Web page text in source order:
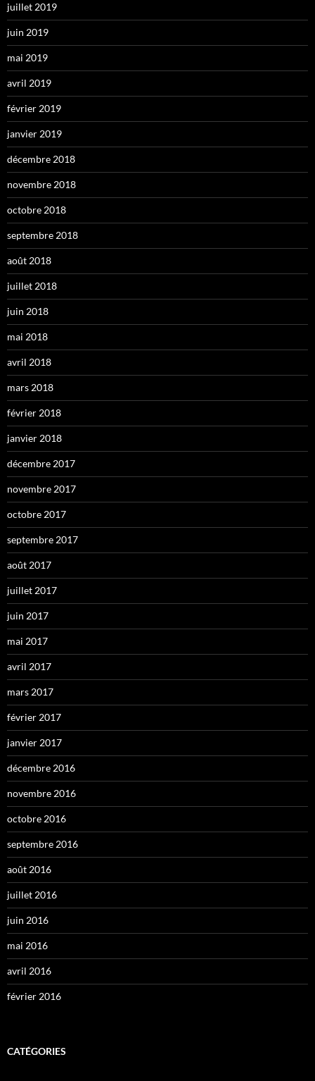
juillet 2019
juin 2019
mai 2019
avril 2019
février 2019
janvier 2019
décembre 2018
novembre 2018
octobre 2018
septembre 2018
août 2018
juillet 2018
juin 2018
mai 2018
avril 2018
mars 2018
février 2018
janvier 2018
décembre 2017
novembre 2017
octobre 2017
septembre 2017
août 2017
juillet 2017
juin 2017
mai 2017
avril 2017
mars 2017
février 2017
janvier 2017
décembre 2016
novembre 2016
octobre 2016
septembre 2016
août 2016
juillet 2016
juin 2016
mai 2016
avril 2016
février 2016
CATÉGORIES